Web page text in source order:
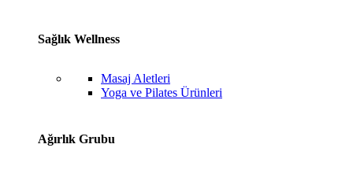
Sağlık Wellness
Masaj Aletleri
Yoga ve Pilates Ürünleri
Ağırlık Grubu